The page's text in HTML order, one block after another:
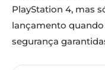
PlayStation 4, mas
lançamento
segurança